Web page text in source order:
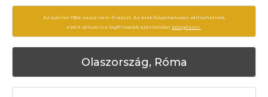
Az ajánlat 1954 napja nem frissült. Az árak folyamatosan változhatnak,
ezért célszerű a legfrissebb ajánlatokat böngészni.
Olaszország, Róma